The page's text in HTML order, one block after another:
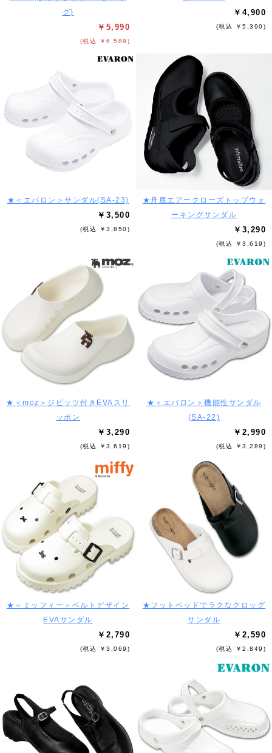
グ)
￥5,990
(税込 ￥6,589)
￥4,900
(税込 ￥5,390)
★＜エバロン＞サンダル(SA-23)
￥3,500
(税込 ￥3,850)
★舟底エアークローズトップウォ
ーキングサンダル
￥3,290
(税込 ￥3,619)
★＜moz＞ジビッツ付きEVAスリ
ッポン
￥3,290
(税込 ￥3,619)
★＜エバロン＞機能性サンダル
(SA-22)
￥2,990
(税込 ￥3,289)
★＜ミッフィー＞ベルトデザイン
EVAサンダル
￥2,790
(税込 ￥3,069)
★フットベッドでラクなクロッグ
サンダル
￥2,590
(税込 ￥2,849)